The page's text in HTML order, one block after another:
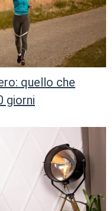
quello che
giorni